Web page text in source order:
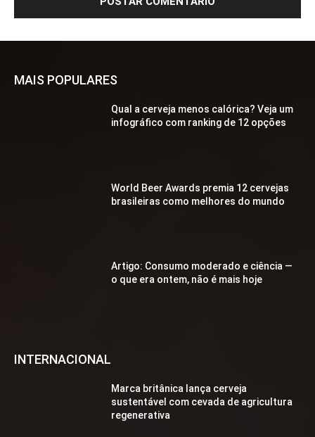
MAIS POPULARES
Qual a cerveja menos calórica? Veja um
infográfico com ranking de 12 opções
World Beer Awards premia 12 cervejas
brasileiras como melhores do mundo
Artigo: Consumo moderado e ciência —
o que era ontem, não é mais hoje
INTERNACIONAL
Marca britânica lança cerveja
sustentável com cevada de agricultura
regenerativa